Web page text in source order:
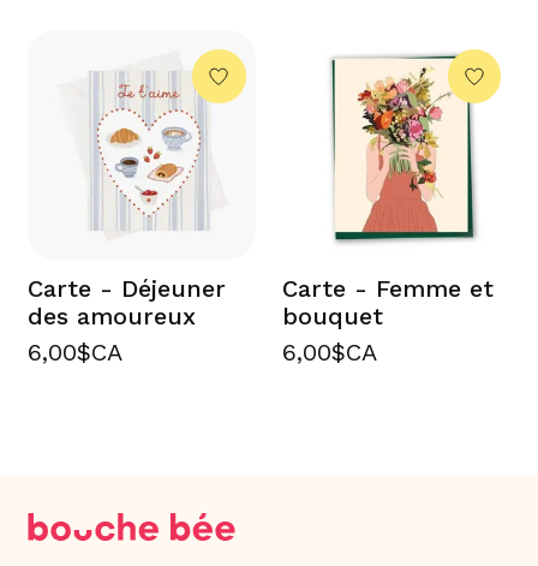
Carte - Déjeuner
des amoureux
6,00$CA
Carte - Femme et
bouquet
6,00$CA